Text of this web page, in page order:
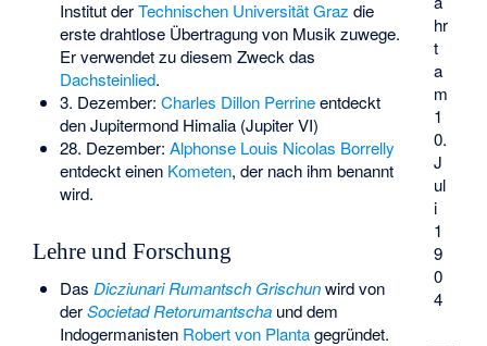
hr
t
a
m
1
0.
J
ul
i
1
9
0
4
Institut derTechnischen Universität Graz die
erstedrahtlose Übertragungvon Musik zuwege.
Er verwendet zu diesem Zweck das
Dachsteinlied.
3. Dezember: Charles Dillon Perrineentdeckt
den Jupitermond Himalia(Jupiter VI)
28. Dezember: Alphonse Louis Nicolas Borrelly
entdeckt einen Kometen, der nach ihm benannt
wird.
Lehre und Forschung
Das Dicziunari Rumantsch Grischunwird von
derSocietad Retorumantschaund dem
Indogermanisten Robert von Plantagegründet.